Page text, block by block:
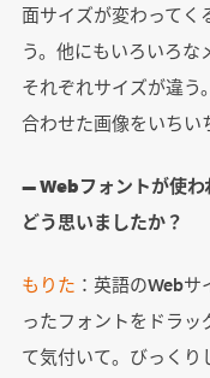
面サイズが変わってく
う。他にもいろいろな
それぞれサイズが違う
合わせた画像をいちい
― Webフォントが使わ
どう思いましたか？
もりた ：英語のWeb
ったフォントをドラ
て気付いて。びっく